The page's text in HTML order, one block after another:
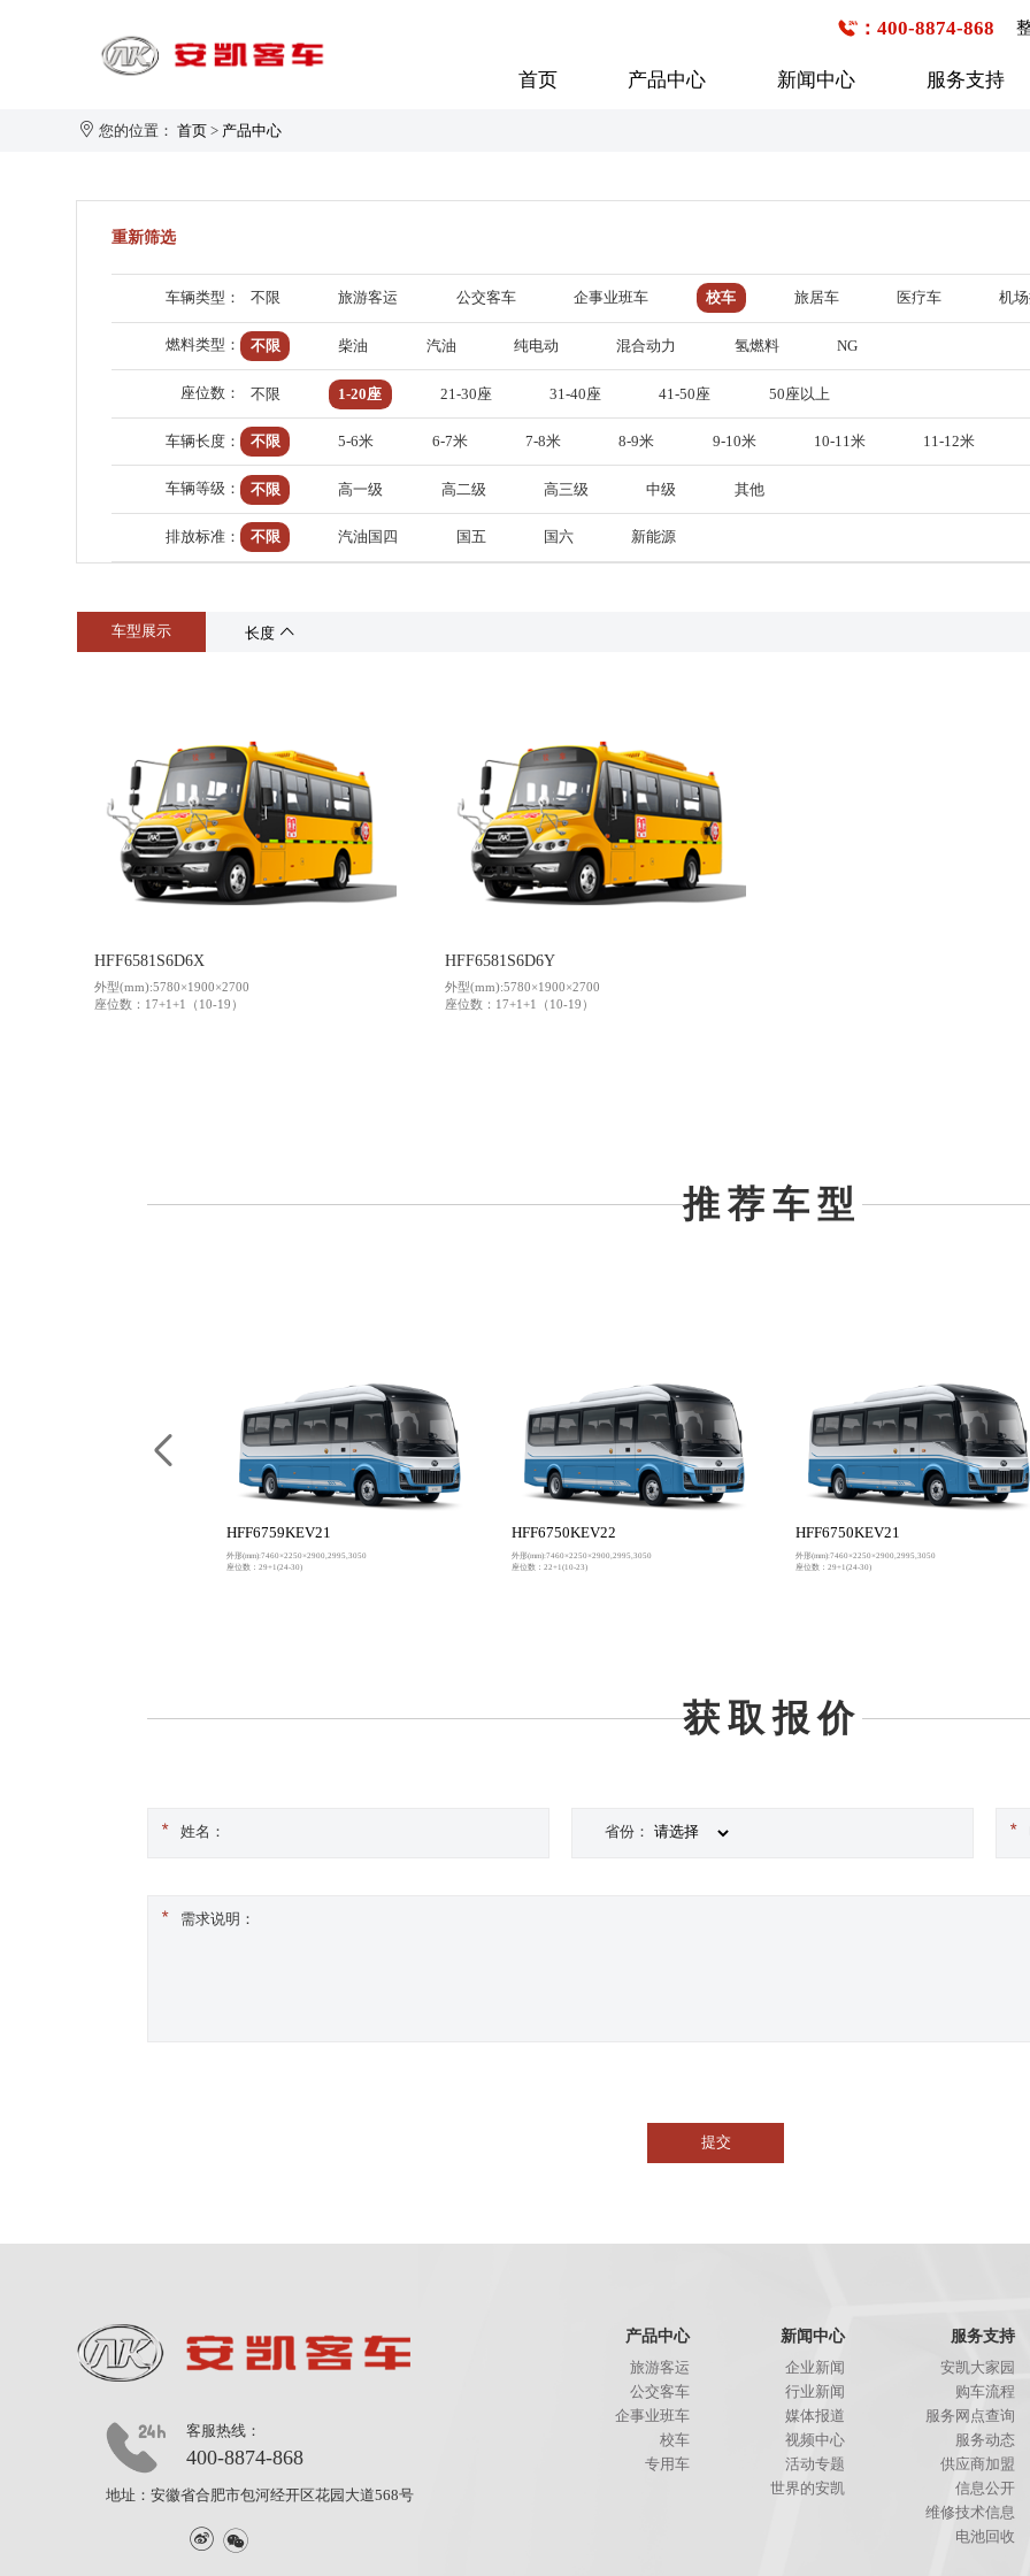
：400-8874-868
首页 产品中心
31-40座
41-50座
50座以上
7-8米
9-10米
11-12米
12-13米
13米以上
21-30座
31-40座
41-50座
50座以上
21-30座
获取报价：
新闻中心
企业新闻 行业新闻
活动专题 世界的安凯
服务支持
安凯大家园 购车流程
供应商加盟 信息公开 维修技术信息
生产制造 技术研发
企业简介 企业文化
领导关怀 联系我们
您的位置：首页 > 产品中心
重新筛选
车辆类型： 不限 旅游客运 公交客车 企事业班车 校车 旅居车 医疗车 机
燃料类型： 不限 柴油 汽油 纯电动 混合动力 氢燃料 NG
座位数： 不限 1-20座 21-30座 31-40座 41-50座 50座以上
车辆长度： 不限 5-6米 6-7米 7-8米 8-9米 9-10米 10-11米 11-12米
车辆等级： 不限 高一级 高二级 高三级 中级 其他
排放标准： 不限 汽油国四 国五 国六 新能源
车型展示 长度
HFF6581S6D6X
外型(mm):5780×1900×2700
座位数：17+1+1（10-19）
HFF6581S6D6Y
外型(mm):5780×1900×2700
座位数：17+1+1（10-19）
推荐车型
HFF6759KEV21
外形(mm):7460×2250×2900,2995,3050
座位数：29+1(24-30)
HFF6750KEV22
外形(mm):7460×2250×2900,2995,3050
座位数：22+1(10-23)
HFF6750KEV21
外形(mm):7460×2250×2900,2995,3050
座位数：29+1(24-30)
获取报价
姓名： 省份：
需求说明：
客服热线：
400-8874-868
地址：安徽省合肥市包河经开区花园大道568号
产品中心
旅游客运
公交客车
企事业班车
校车
专用车
新闻中心
企业新闻
行业新闻
媒体报道
视频中心
活动专题
世界的安凯
服务支持
安凯大家园
购车流程
服务网点查询
服务动态
供应商加盟
信息公开
维修技术信息
电池回收